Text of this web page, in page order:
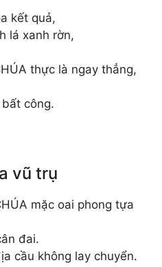
kết quả,
lá xanh rờn,
thực là ngay thẳng,
công.
vũ trụ
mặc oai phong tựa
đai.
cầu không lay chuyển.